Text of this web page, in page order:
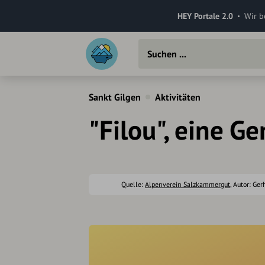
HEY Portale 2.0 Wir
Sankt Gilgen Aktivitäten
"Filou", eine
Quelle: Alpenverein Salzkammergut, Autor: